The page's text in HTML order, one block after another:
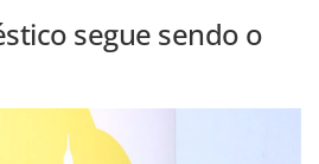
segue sendo o